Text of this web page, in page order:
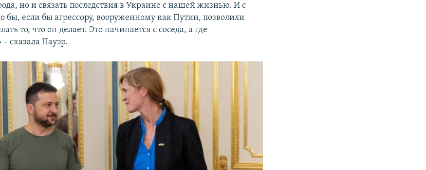
но и связать последствия в Украине с нашей жизнью. И с
бы, если бы агрессору, вооруженному как Путин, позволили
то, что он делает. Это начинается с соседа, а где
– сказала Пауэр.